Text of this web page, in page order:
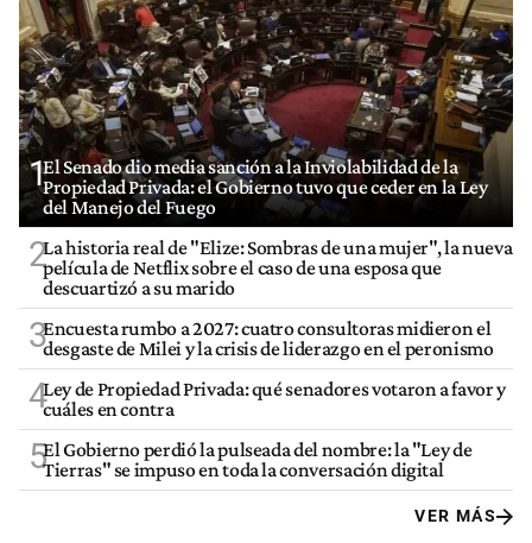
1El Senado dio media sanción a la Inviolabilidad de la
Propiedad Privada: el Gobierno tuvo que ceder en la Ley
del Manejo del Fuego
2La historia real de "Elize: Sombras de una mujer", la nueva
película de Netflix sobre el caso de una esposa que
descuartizó a su marido
3Encuesta rumbo a 2027: cuatro consultoras midieron el
desgaste de Milei y la crisis de liderazgo en el peronismo
4Ley de Propiedad Privada: qué senadores votaron a favor y
cuáles en contra
5El Gobierno perdió la pulseada del nombre: la "Ley de
Tierras" se impuso en toda la conversación digital
VER MÁS